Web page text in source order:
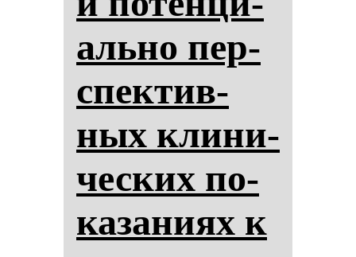
аль­но пер­
спек­тив­
ных кли­ни­
чес­ких по­
ка­за­ни­ях к